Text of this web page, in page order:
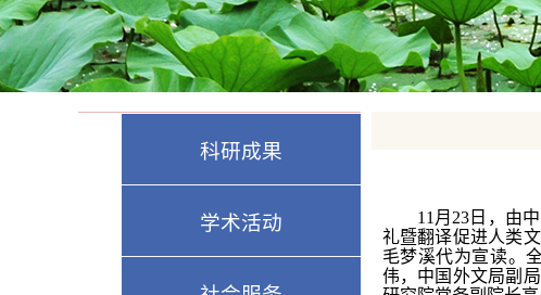
科研成果
学术活动 11 月 23 日，由
礼暨翻译促进人类
毛梦溪代为宣读。
伟，中国外文局副